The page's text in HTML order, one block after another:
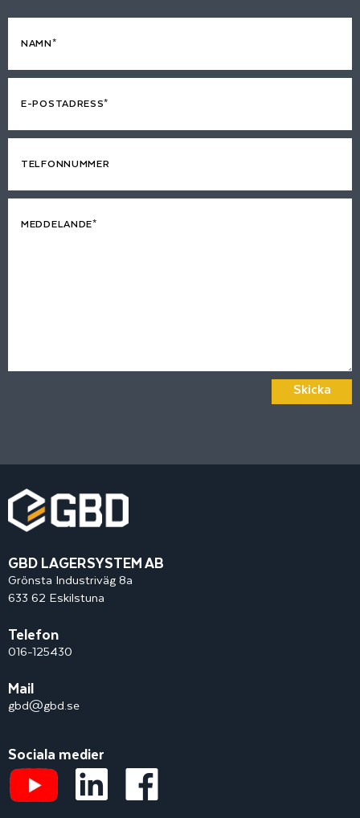
NAMN*
E-POSTADRESS*
TELFONNUMMER
MEDDELANDE*
Skicka
GBD LAGERSYSTEM AB
Grönsta Industriväg 8a
633 62 Eskilstuna
Telefon
016-125430
Mail
gbd@gbd.se
Sociala medier